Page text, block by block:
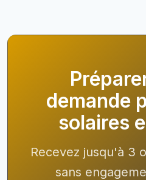
demande
solaires
Recevez jusqu'à 3
sans